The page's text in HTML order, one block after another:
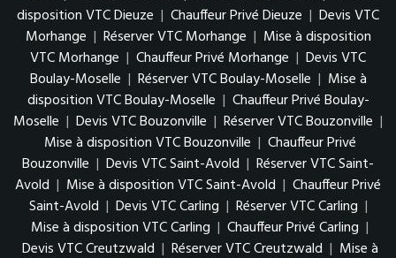
disposition VTC Dieuze | Chauffeur Privé Dieuze | Devis VTC
Morhange | Réserver VTC Morhange | Mise à disposition
VTC Morhange | Chauffeur Privé Morhange | Devis VTC
Boulay-Moselle | Réserver VTC Boulay-Moselle | Mise à
disposition VTC Boulay-Moselle | Chauffeur Privé Boulay-
Moselle | Devis VTC Bouzonville | Réserver VTC Bouzonville |
Mise à disposition VTC Bouzonville | Chauffeur Privé
Bouzonville | Devis VTC Saint-Avold | Réserver VTC Saint-
Avold | Mise à disposition VTC Saint-Avold | Chauffeur Privé
Saint-Avold | Devis VTC Carling | Réserver VTC Carling |
Mise à disposition VTC Carling | Chauffeur Privé Carling |
Devis VTC Creutzwald | Réserver VTC Creutzwald | Mise à